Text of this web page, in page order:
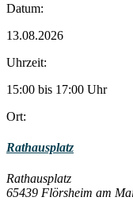
Datum:
13.08.2026
Uhrzeit:
15:00 bis 17:00 Uhr
Ort:
Rathausplatz
Rathausplatz
65439 Flörsheim am